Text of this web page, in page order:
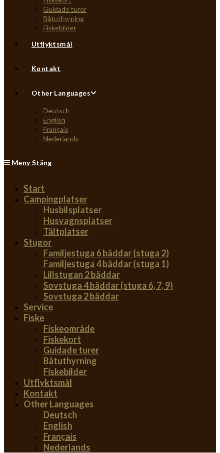
Guidade turer
Båtuthyrning
Fiskebilder
Utflyktsmål
Kontakt
Other Languages
Deutsch
English
Français
Nederlands
Meny Stäng
Start
Campingplatser
Husbilsplatser
Husvagnsplatser
Tältplatser
Stugor
Familjestuga 6 bäddar (stuga 2)
Familjestuga 4 bäddar (stuga 1)
Lillstugan 2 bäddar
Sovstuga 4 bäddar (stuga 6, 7, 9)
Sovstuga 2 bäddar
Service
Fiske
Fiskeområde
Fiskekort
Guidade turer
Båtuthyrning
Fiskebilder
Utflyktsmål
Kontakt
Other Languages
Deutsch
English
Français
Nederlands